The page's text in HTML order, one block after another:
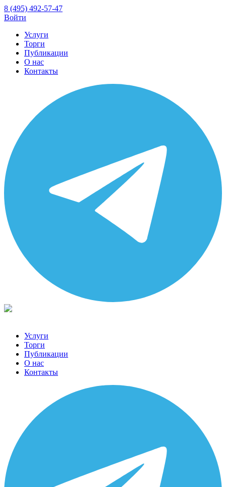
8 (495) 492-57-47
Войти
Услуги
Торги
Публикации
О нас
Контакты
Услуги
Торги
Публикации
О нас
Контакты